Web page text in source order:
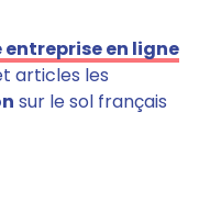
en ligne
articles les
sur le sol français